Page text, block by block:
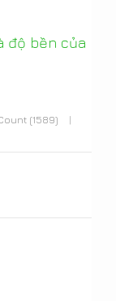
độ bền của
(1589)
|